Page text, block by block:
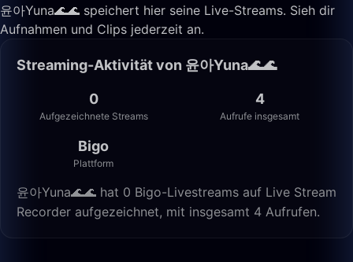
윤아Yuna🌊🌊 speichert hier seine Live-Streams. Sieh dir
Aufnahmen und Clips jederzeit an.
Streaming-Aktivität von 윤아Yuna🌊🌊
0
Aufgezeichnete Streams
4
Aufrufe insgesamt
Bigo
Plattform
윤아Yuna🌊🌊 hat 0 Bigo-Livestreams auf Live Stream
Recorder aufgezeichnet, mit insgesamt 4 Aufrufen.